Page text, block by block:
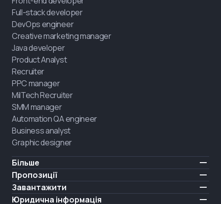
Full-stack developer
DevOps engineer
Creative marketing manager
Java developer
Product Analyst
Recruiter
PPC manager
MilTech Recruiter
SMM manager
Automation QA engineer
Business analyst
Graphic designer
Більше
Ціни
Відгуки
Про нас
Пропозиції
IT для ветеранів
Найняти випускника
Завантажити
iOS
Юридична інформація